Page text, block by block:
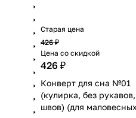
Старая цена
426 ₽
Цена со скидкой
426 ₽
Конверт для сна №01
(кулирка, без
швов) (для